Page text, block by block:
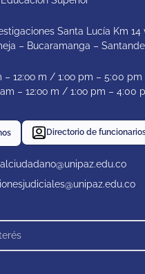
Santa Lucía Km 14
– Bucaramanga –
– 12:oo m / 1:oo pm – 5:00 pm
– 12:oo m / 1:oo pm – 4:00
Directorio de